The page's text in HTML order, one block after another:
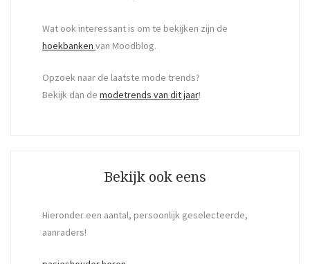
Wat ook interessant is om te bekijken zijn de
hoekbanken van Moodblog.
Opzoek naar de laatste mode trends?
Bekijk dan de modetrends van dit jaar!
Bekijk ook eens
Hieronder een aantal, persoonlijk geselecteerde,
aanraders!